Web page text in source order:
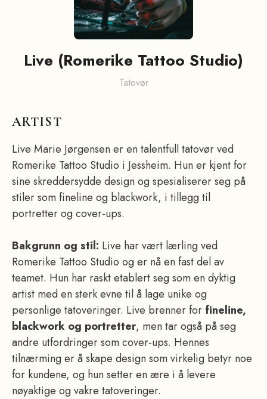
Live (Romerike Tattoo Studio)
Tatovør
ARTIST
Live Marie Jørgensen er en talentfull tatovør ved
Romerike Tattoo Studio i Jessheim. Hun er kjent for
sine skreddersydde design og spesialiserer seg på
stiler som fineline og blackwork, i tillegg til
portretter og cover-ups.
Bakgrunn og stil: Live har vært lærling ved
Romerike Tattoo Studio og er nå en fast del av
teamet. Hun har raskt etablert seg som en dyktig
artist med en sterk evne til å lage unike og
personlige tatoveringer. Live brenner for fineline,
blackwork og portretter, men tar også på seg
andre utfordringer som cover-ups. Hennes
tilnærming er å skape design som virkelig betyr noe
for kundene, og hun setter en ære i å levere
nøyaktige og vakre tatoveringer.